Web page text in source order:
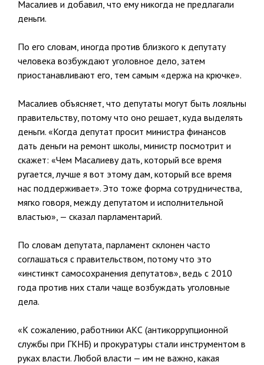
Масалиев и добавил, что ему никогда не предлагали
деньги.
По его словам, иногда против близкого к депутату
человека возбуждают уголовное дело, затем
приостанавливают его, тем самым «держа на крючке».
Масалиев объясняет, что депутаты могут быть лояльны
правительству, потому что оно решает, куда выделять
деньги. «Когда депутат просит министра финансов
дать деньги на ремонт школы, министр посмотрит и
скажет: «Чем Масалиеву дать, который все время
ругается, лучше я вот этому дам, который все время
нас поддерживает». Это тоже форма сотрудничества,
мягко говоря, между депутатом и исполнительной
властью», — сказал парламентарий.
По словам депутата, парламент склонен часто
соглашаться с правительством, потому что это
«инстинкт самосохранения депутатов», ведь с 2010
года против них стали чаще возбуждать уголовные
дела.
«К сожалению, работники АКС (антикоррупционной
службы при ГКНБ) и прокуратуры стали инструментом в
руках власти. Любой власти — им не важно, какая